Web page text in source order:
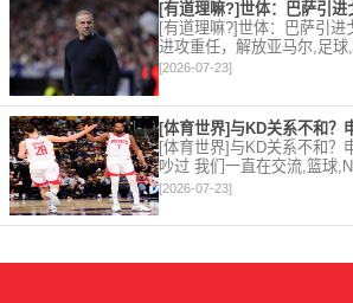
[有道理嘛?]世体：巴萨引进
进攻重任，解放亚马尔,足球
藏本站，24小时为你更新最
[2026-07-23]
[体育世界]与KD关系不和？
吵过 我们一直在交流,篮球
欢迎收藏本站，24小时为你
育资讯。
[2026-07-23]